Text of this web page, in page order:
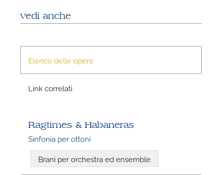
vedi anche
Elenco delle opere
Link correlati
Ragtimes & Habaneras
Sinfonia per ottoni
Brani per orchestra ed ensemble